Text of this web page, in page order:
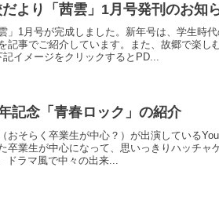
より「茜雲」1月号発刊のお知
」1月号が完成しました。新年号は、学生時
記事でご紹介しています。また、故郷で楽し
イメージをクリックするとPD...
記念「青春ロック」の紹介
おそらく卒業生が中心？）が出演している
卒業生が中心になって、思いっきりハッチャ
ドラマ風で中々の出来...